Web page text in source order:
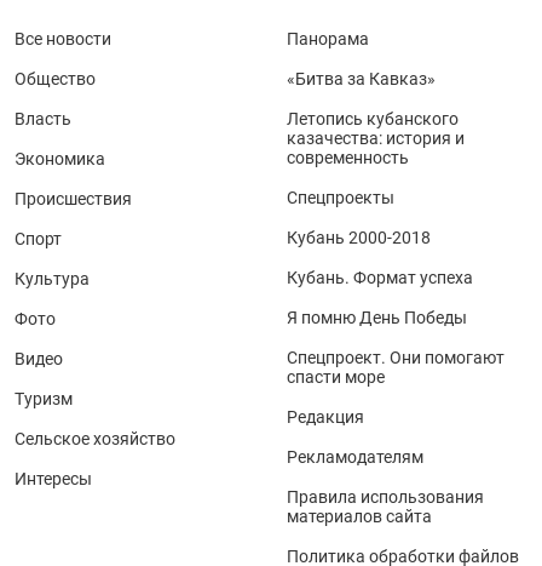
Все новости
Общество
Власть
Экономика
Происшествия
Спорт
Культура
Фото
Видео
Туризм
Сельское хозяйство
Интересы
Панорама
«Битва за Кавказ»
Летопись кубанского
казачества: история и
современность
Спецпроекты
Кубань 2000-2018
Кубань. Формат успеха
Я помню День Победы
Спецпроект. Они помогают
спасти море
Редакция
Рекламодателям
Правила использования
материалов сайта
Политика обработки файлов